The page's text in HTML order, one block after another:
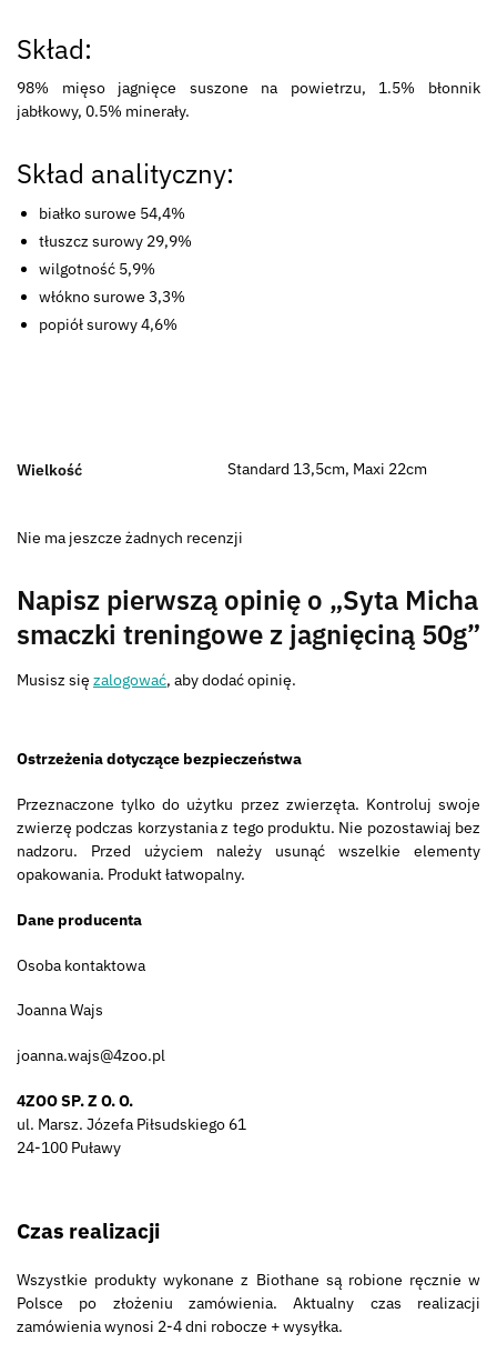
Skład:
98% mięso jagnięce suszone na powietrzu, 1.5% błonnik
jabłkowy, 0.5% minerały.
Skład analityczny:
białko surowe 54,4%
tłuszcz surowy 29,9%
wilgotność 5,9%
włókno surowe 3,3%
popiół surowy 4,6%
Wielkość Standard 13,5cm, Maxi 22cm
Nie ma jeszcze żadnych recenzji
Napisz pierwszą opinię o „Syta Micha
smaczki treningowe z jagnięciną 50g”
Musisz się zalogować, aby dodać opinię.
Ostrzeżenia dotyczące bezpieczeństwa
Przeznaczone tylko do użytku przez zwierzęta. Kontroluj swoje
zwierzę podczas korzystania z tego produktu. Nie pozostawiaj bez
nadzoru. Przed użyciem należy usunąć wszelkie elementy
opakowania. Produkt łatwopalny.
Dane producenta
Osoba kontaktowa
Joanna Wajs
joanna.wajs@4zoo.pl
4ZOO SP. Z O. O.
ul. Marsz. Józefa Piłsudskiego 61
24-100 Puławy
Czas realizacji
Wszystkie produkty wykonane z Biothane są robione ręcznie w
Polsce po złożeniu zamówienia. Aktualny czas realizacji
zamówienia wynosi 2-4 dni robocze + wysyłka.